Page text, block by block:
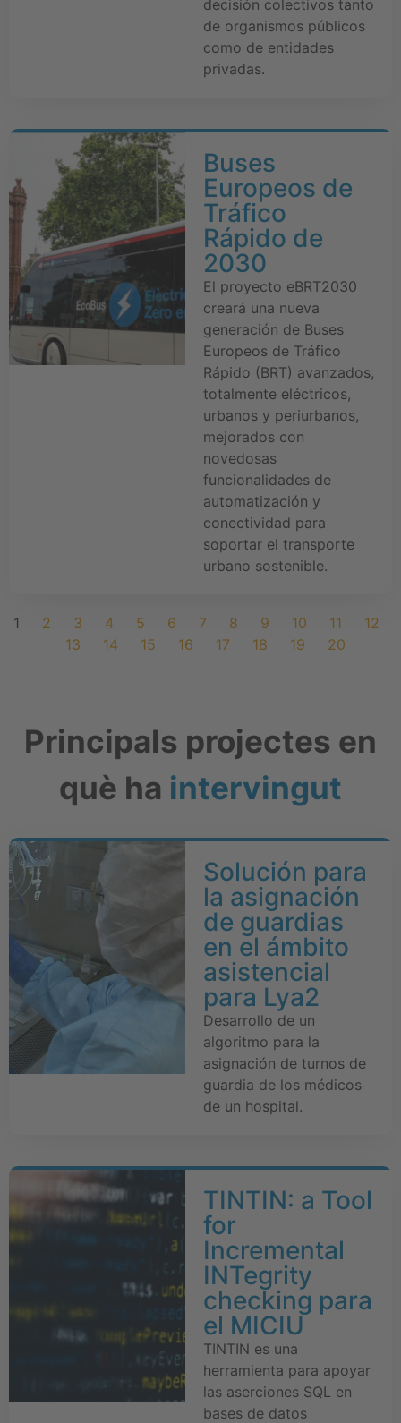
decisión colectivos tanto
de organismos públicos
como de entidades
privadas.
Buses
Europeos de
Tráfico
Rápido de
2030
El proyecto eBRT2030
creará una nueva
generación de Buses
Europeos de Tráfico
Rápido (BRT) avanzados,
totalmente eléctricos,
urbanos y periurbanos,
mejorados con
novedosas
funcionalidades de
automatización y
conectividad para
soportar el transporte
urbano sostenible.
1 2 3 4 5 6 7 8 9 10 11
12
13
14 15 16 17 18 19 20
Principals projectes en
què ha intervingut
Solución para
la asignación
de guardias
en el ámbito
asistencial
para Lya2
Desarrollo de un
algoritmo para la
asignación de turnos de
guardia de los médicos
de un hospital.
TINTIN: a Tool
for
Incremental
INTegrity
checking para
el MICIU
TINTIN es una
herramienta para apoyar
las aserciones SQL en
bases de datos